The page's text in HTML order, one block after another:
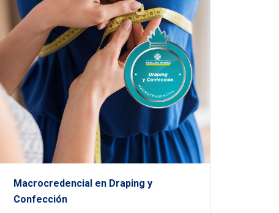
Macrocredencial en Draping y
Confección